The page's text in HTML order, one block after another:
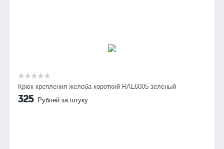
Крюк крепления желоба короткий RAL6005 зеленый
325 Рублей за штуку